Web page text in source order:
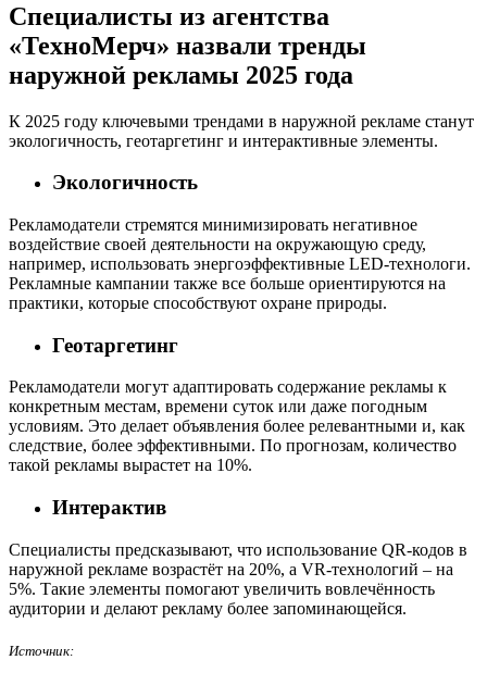
Специалисты из агентства
«ТехноМерч» назвали тренды
наружной рекламы 2025 года
К 2025 году ключевыми трендами в наружной рекламе станут
экологичность, геотаргетинг и интерактивные элементы.
Экологичность
Рекламодатели стремятся минимизировать негативное
воздействие своей деятельности на окружающую среду,
например, использовать энергоэффективные LED-технологи.
Рекламные кампании также все больше ориентируются на
практики, которые способствуют охране природы.
Геотаргетинг
Рекламодатели могут адаптировать содержание рекламы к
конкретным местам, времени суток или даже погодным
условиям. Это делает объявления более релевантными и, как
следствие, более эффективными. По прогнозам, количество
такой рекламы вырастет на 10%.
Интерактив
Специалисты предсказывают, что использование QR-кодов в
наружной рекламе возрастёт на 20%, а VR-технологий – на
5%. Такие элементы помогают увеличить вовлечённость
аудитории и делают рекламу более запоминающейся.
Источник: